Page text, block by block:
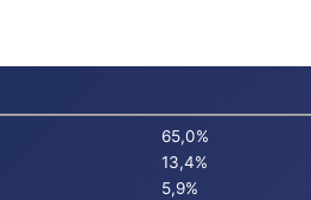
65,0%
13,4%
5,9%